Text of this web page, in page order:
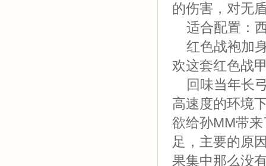
的伤害，对无
适合配置：
红色战袍加
欢这套红色战
回味当年长
高速度的环境
欲给孙MM带
足，主要的原
果集中那么没